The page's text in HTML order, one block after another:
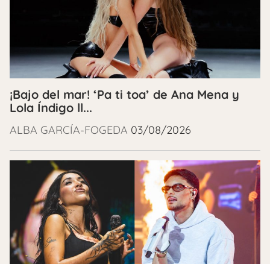
¡Bajo del mar! ‘Pa ti toa’ de Ana Mena y
Lola Índigo ll...
ALBA GARCÍA-FOGEDA 03/08/2026